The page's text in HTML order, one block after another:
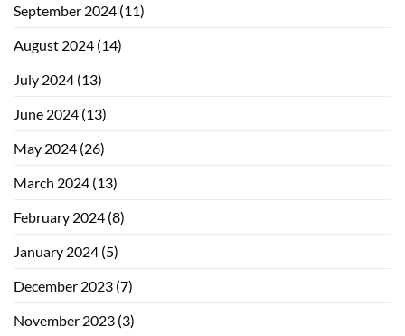
September 2024 (11)
August 2024 (14)
July 2024 (13)
June 2024 (13)
May 2024 (26)
March 2024 (13)
February 2024 (8)
January 2024 (5)
December 2023 (7)
November 2023 (3)